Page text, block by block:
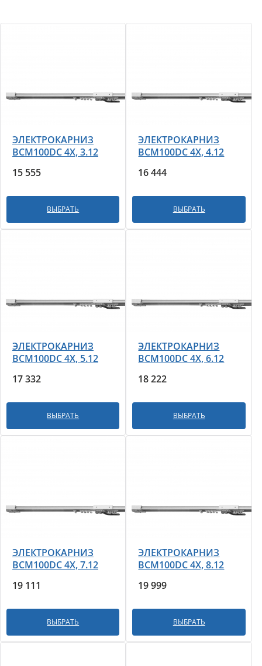
ЭЛЕКТРОКАРНИЗ
BCM100DС 4X, 3.12
15 555
ВЫБРАТЬ
ЭЛЕКТРОКАРНИЗ
BCM100DС 4X, 4.12
16 444
ВЫБРАТЬ
ЭЛЕКТРОКАРНИЗ
BCM100DС 4X, 5.12
17 332
ВЫБРАТЬ
ЭЛЕКТРОКАРНИЗ
BCM100DС 4X, 6.12
18 222
ВЫБРАТЬ
ЭЛЕКТРОКАРНИЗ
BCM100DС 4X, 7.12
19 111
ВЫБРАТЬ
ЭЛЕКТРОКАРНИЗ
BCM100DС 4X, 8.12
19 999
ВЫБРАТЬ